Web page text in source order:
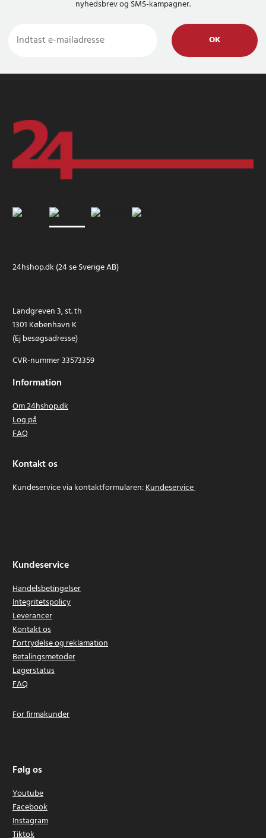
nyhedsbrev og SMS-kampagner.
OK
24hshop.dk (24 se Sverige AB)
Landgreven 3, st. th
1301 København K
(Ej besøgsadresse)
CVR-nummer 33573359
Information
Om 24hshop.dk
Log på
FAQ
Kontakt os
Kundeservice via kontaktformularen:Kundeservice
Kundeservice
Handelsbetingelser
Integritetspolicy
Leverancer
Kontakt os
Fortrydelse og reklamation
Betalingsmetoder
Lagerstatus
FAQ
For firmakunder
Følg os
Youtube
Facebook
Instagram
Tiktok